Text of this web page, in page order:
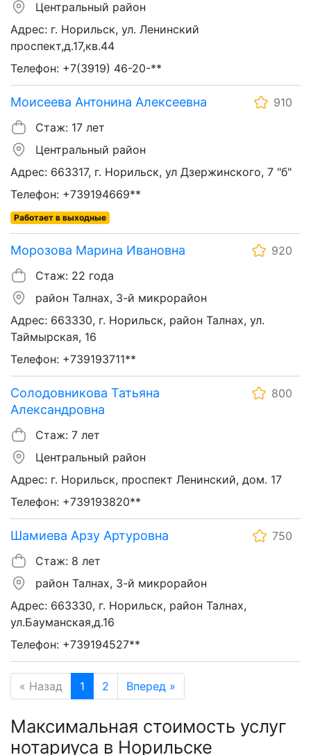
Центральный район
Адрес: г. Норильск, ул. Ленинский
проспект,д.17,кв.44
Телефон: +7(3919) 46-20-**
Моисеева Антонина Алексеевна
910
Стаж: 17 лет
Центральный район
Адрес: 663317, г. Норильск, ул Дзержинского, 7 "б"
Телефон: +739194669**
Работает в выходные
Морозова Марина Ивановна
920
Стаж: 22 года
район Талнах, 3-й микрорайон
Адрес: 663330, г. Норильск, район Талнах, ул.
Таймырская, 16
Телефон: +739193711**
Солодовникова Татьяна
Александровна
800
Стаж: 7 лет
Центральный район
Адрес: г. Норильск, проспект Ленинский, дом. 17
Телефон: +739193820**
Шамиева Арзу Артуровна
750
Стаж: 8 лет
район Талнах, 3-й микрорайон
Адрес: 663330, г. Норильск, район Талнах,
ул.Бауманская,д.16
Телефон: +739194527**
« Назад 1 2 Вперед »
Максимальная стоимость услуг
нотариуса в Норильске